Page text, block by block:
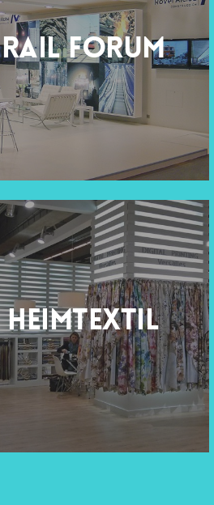
Rail Forum
Heimtextil